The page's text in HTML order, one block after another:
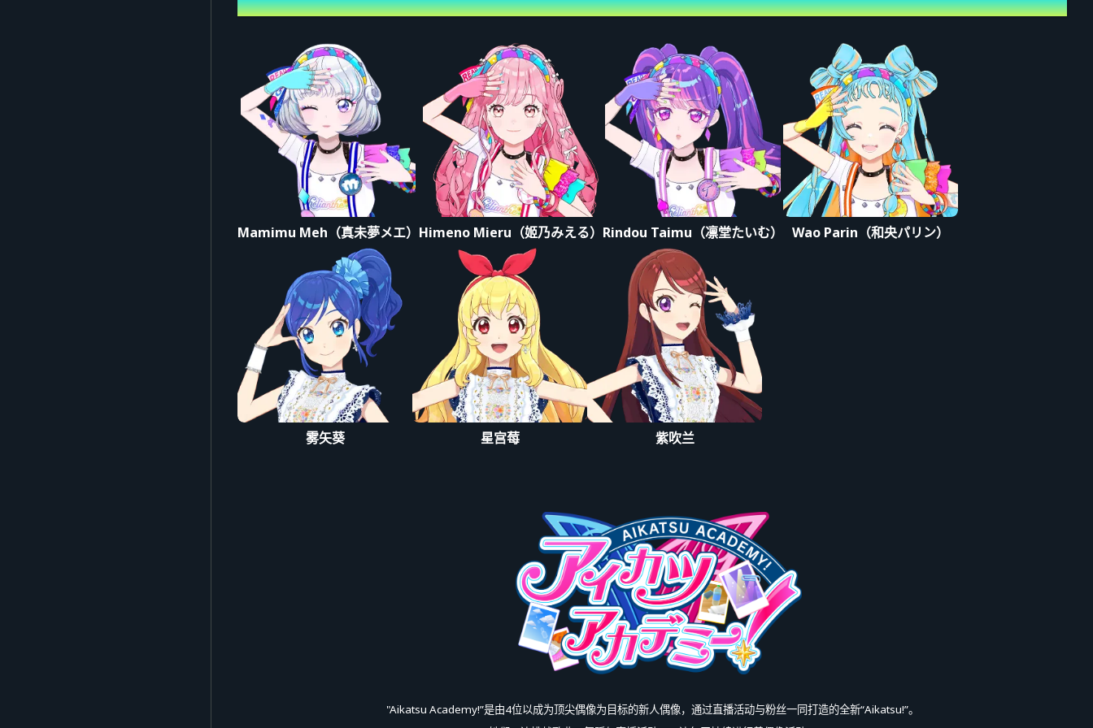
▼ 关于会场票券的共同注意事项
※本活动贩售多种票券，购买前请事先确认内容。购买后恕无法退款或变更。
※每人最多可申请2张票券。
※学龄前儿童不可入场。
※座位为指定席，观众无法自行指定座位。
【注意事项】
※入场时间开始后，请依照工作人员指示排队并入场。
※为了顺利引导，请事先在入场口附近显示电子票券画面等候。
主办：Bandai Co., Ltd.
#アイカツ #デミカツ #デミカツライブ
Mamimu Meh（真未夢メエ） Himeno Mieru（姬乃みえる） Rindou Taimu（凛堂たいむ） Wao Parin（和央パリン）
雾矢葵 星宫莓 紫吹兰
"Aikatsu Academy!”是由4位以成为顶尖偶像为目标的新人偶像，通过直播活动与粉丝一同打造的全新“Aikatsu!”。